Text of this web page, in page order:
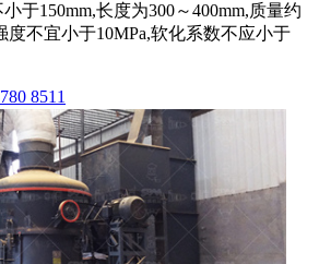
于150mm,长度为300～400mm,质量约
度不宜小于10MPa,软化系数不应小于
8511